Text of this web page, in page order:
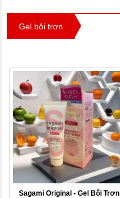
Gel bôi trơn
Sagami Original - Gel Bôi Trơn